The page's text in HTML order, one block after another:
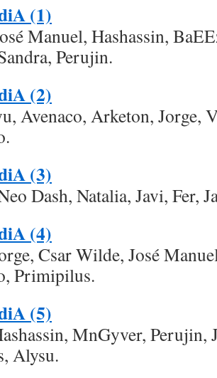
(1)
Manuel, Hashassin,
Perujin.
(2)
Avenaco, Arketon, Jorge,
(3)
Dash, Natalia, Javi, Fer,
(4)
Csar Wilde, José
Primipilus.
(5)
MnGyver, Perujin,
Alysu.